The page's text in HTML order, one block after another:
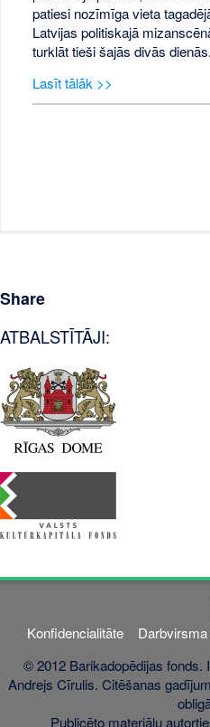
patiesi nozīmīga vieta
Latvijas politiskajā
turklāt tieši šajās divās dienās.
Lasīt tālāk >>
Share
ATBALSTĪTĀJI:
Konfidencialitāte
Darbvirsma
© 2012 Barikadopēdijas fonds.
Andrejs Cīrulis. Citēšanas
Publicēto materiālu